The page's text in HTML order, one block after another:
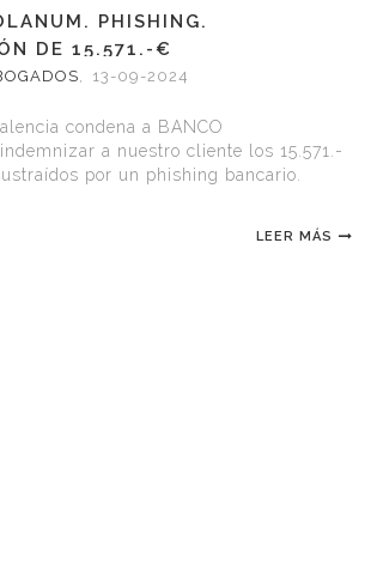
PHISHING.
DE 15.571.-€
, 13-09-2024
condena a BANCO
a nuestro cliente los 15.571.-
por un phishing bancario.
LEER MÁS